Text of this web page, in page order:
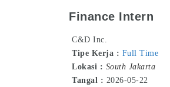
Finance Intern
C&D Inc.
Tipe Kerja : Full Time
Lokasi : South Jakarta
Tangal : 2026-05-22